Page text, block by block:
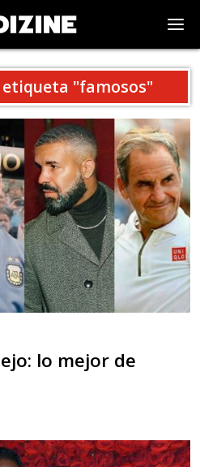
"famosos"
lo mejor de